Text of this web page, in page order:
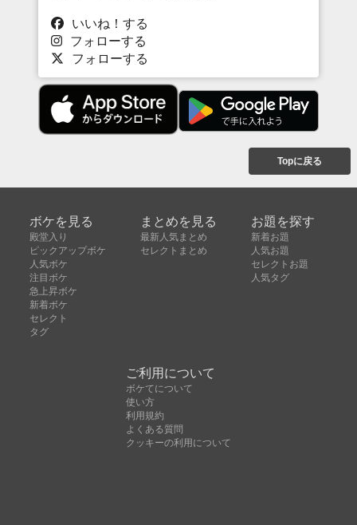
いいね！する
フォローする
フォローする
Topに戻る
ボケを見る
殿堂入り
ピックアップボケ
人気ボケ
注目ボケ
急上昇ボケ
新着ボケ
セレクト
タグ
まとめを見る
最新人気まとめ
セレクトまとめ
お題を探す
新着お題
人気お題
セレクトお題
人気タグ
ご利用について
ボケてについて
使い方
利用規約
よくある質問
クッキーの利用について